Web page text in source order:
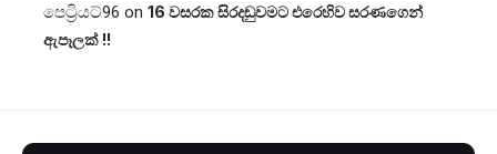
පෙට්‍රියට්96 on 16 වසරක සිරදඬුවමට එරෙහිව සරණගෙන්
ඇපෑලක් !!